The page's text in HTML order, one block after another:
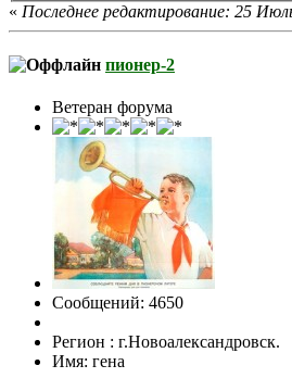
« Последнее редактирование: 25
пионер-2
Ветеран форума
Сообщений: 4650
Регион : г.Новоалександровск.
Имя: гена